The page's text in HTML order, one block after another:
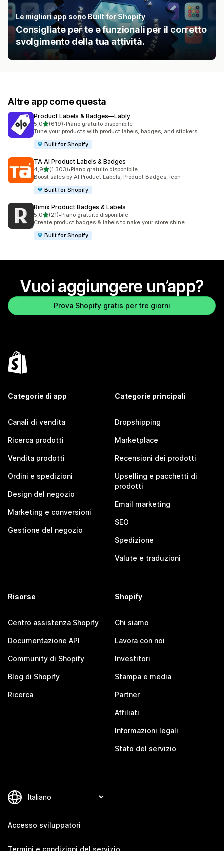
Le migliori app sono Built for Shopify
Consigliate per te e funzionali per il corretto
svolgimento della tua attività.
Altre app come questa
Product Labels & Badges—Lably
5,0stelle su 5
(619)
619 recensioni totali
•Piano gratuito disponibile
Tune your products with product labels, badges, and stickers
Built for Shopify
TA AI Product Labels & Badges
4,9stelle su 5
(1.303)
1303 recensioni totali
•Piano gratuito disponibile
Boost sales by AI Product Labels, Product Badges, Icon
Built for Shopify
Rimix Product Badges & Labels
5,0stelle su 5
(21)
21 recensioni totali
•Piano gratuito disponibile
Create product badges & labels to nake your store shine
Built for Shopify
Vuoi aggiungere un’app?
Prova Shopify gratis per tre giorni
Categorie di app
Canali di vendita
Ricerca prodotti
Vendita prodotti
Ordini e spedizioni
Design del negozio
Marketing e conversioni
Gestione del negozio
Categorie principali
Dropshipping
Marketplace
Recensioni dei prodotti
Upselling e pacchetti di
prodotti
Email marketing
SEO
Spedizione
Valute e traduzioni
Risorse
Centro assistenza Shopify
Documentazione API
Community di Shopify
Blog di Shopify
Ricerca
Shopify
Chi siamo
Lavora con noi
Investitori
Stampa e media
Partner
Affiliati
Informazioni legali
Stato del servizio
Accesso sviluppatori